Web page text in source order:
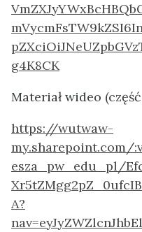
g4K8CK
Materiał wideo
https://wutwaw-
esza_pw_edu_pl/
A?